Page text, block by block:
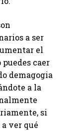
a ser
el
puedes caer
demagogia
a la
si
ver qué